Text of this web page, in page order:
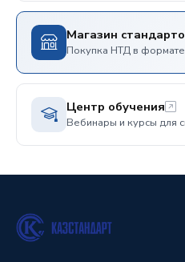
Магазин
Покупка НТД в
Центр обучения
Вебинары и курсы для